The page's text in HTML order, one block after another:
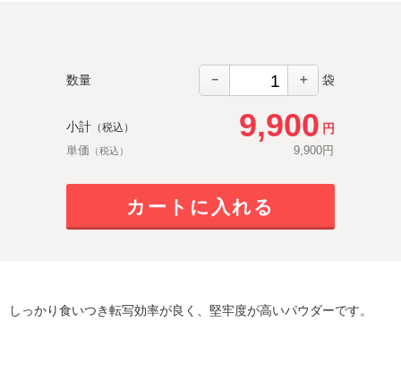
しっかり食いつき転写効率が良く、堅牢度が高いパウダーです。
数量 － ＋ 袋
小計 （税込） 9,900 円
単価 （税込） 9,900円
カートに入れる